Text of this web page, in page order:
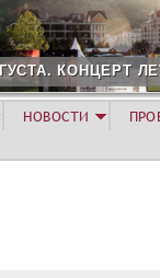
КОНЦЕРТ
НОВОСТИ